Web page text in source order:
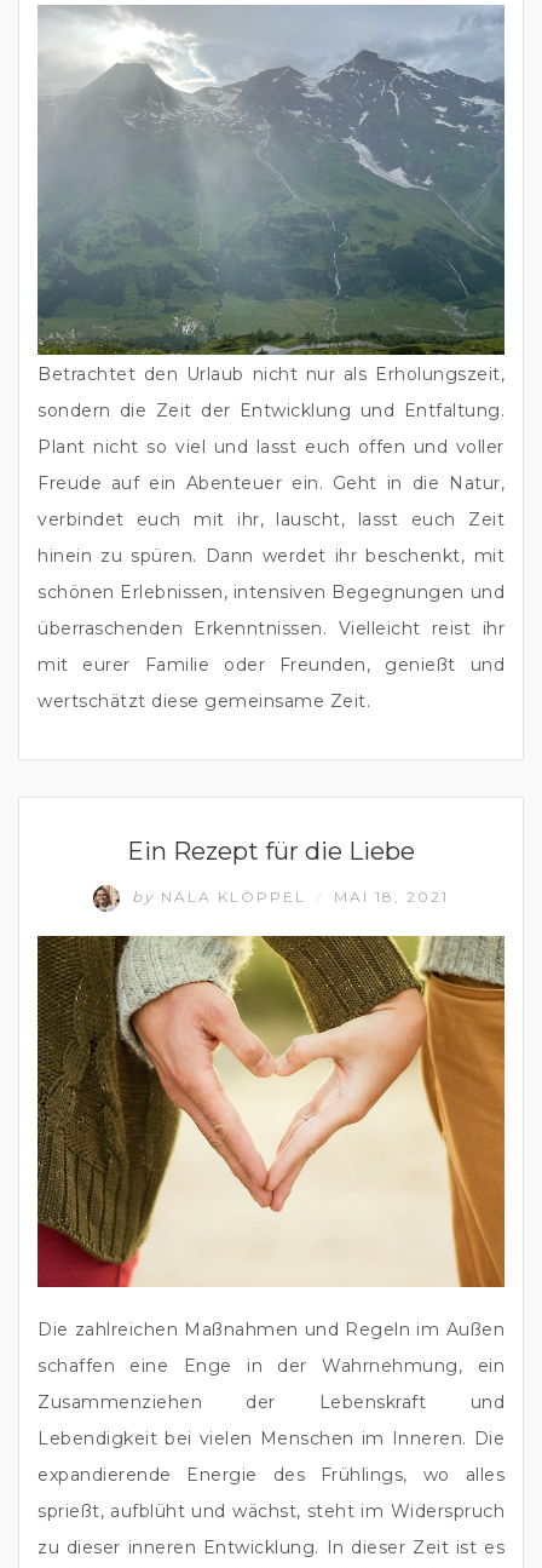
Betrachtet den Urlaub nicht nur als Erholungszeit,
sondern die Zeit der Entwicklung und Entfaltung.
Plant nicht so viel und lasst euch offen und voller
Freude auf ein Abenteuer ein. Geht in die Natur,
verbindet euch mit ihr, lauscht, lasst euch Zeit
hinein zu spüren. Dann werdet ihr beschenkt, mit
schönen Erlebnissen, intensiven Begegnungen und
überraschenden Erkenntnissen. Vielleicht reist ihr
mit eurer Familie oder Freunden, genießt und
wertschätzt diese gemeinsame Zeit.
GLÜCKLICHES UND ERFÜLLTES LEBEN
Ein Rezept für die Liebe
by NALA KLÖPPEL MAI 18, 2021
Die zahlreichen Maßnahmen und Regeln im Außen
schaffen eine Enge in der Wahrnehmung, ein
Zusammenziehen der Lebenskraft und
Lebendigkeit bei vielen Menschen im Inneren. Die
expandierende Energie des Frühlings, wo alles
sprießt, aufblüht und wächst, steht im Widerspruch
zu dieser inneren Entwicklung. In dieser Zeit ist es